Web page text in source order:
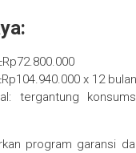
x 12 bulan
tergantung
program garansi